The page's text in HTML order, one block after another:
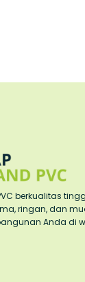
berkualitas
ringan, dan
Anda di